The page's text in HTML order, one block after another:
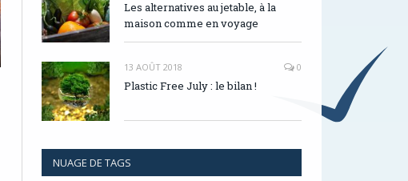
Les alternatives au jetable, à la
maison comme en voyage
13 AOÛT 2018 0
Plastic Free July : le bilan !
NUAGE DE TAGS